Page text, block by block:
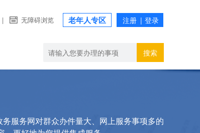
| 无障碍浏览 老年人专区
搜索
服务网对群众办件量大、网上服务事项多的